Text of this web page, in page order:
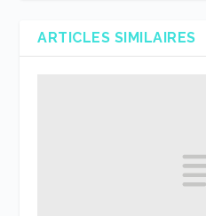
ARTICLES SIMILAIRES